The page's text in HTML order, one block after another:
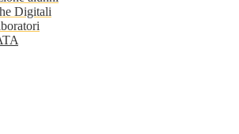
Digitali